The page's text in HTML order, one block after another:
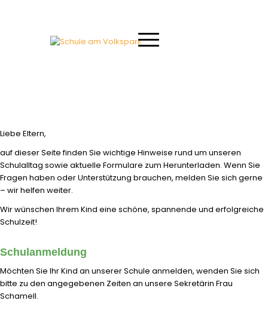
Liebe Eltern,
auf dieser Seite finden Sie wichtige Hinweise rund um unseren
Schulalltag sowie aktuelle Formulare zum Herunterladen. Wenn Sie
Fragen haben oder Unterstützung brauchen, melden Sie sich gerne
– wir helfen weiter.
Wir wünschen Ihrem Kind eine schöne, spannende und erfolgreiche
Schulzeit!
Schulanmeldung
Möchten Sie Ihr Kind an unserer Schule anmelden, wenden Sie sich
bitte zu den angegebenen Zeiten an unsere Sekretärin Frau
Schamell.